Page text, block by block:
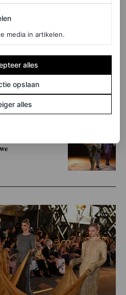
met een knip van haar vingers
Balti diezelfde macht en
van Vogue World 2025:
media in artikelen.
alles
opslaan
alles